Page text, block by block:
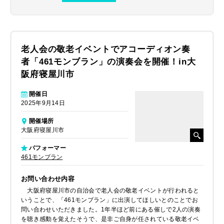
老人会の敬老イベントでアコーディオン奏
者「461モンブラン」の演奏会を開催！in大
阪府寝屋川市
開催日
2025年9月14日
開催場所
大阪府寝屋川市
パフォーマー
461モンブラン
お問い合わせ内容
大阪府寝屋川市の自治会で老人会の敬老イベントが行われると
いうことで、「461モンブラン」に出演してほしいとのことでお
問い合わせいただきました。1年半ほど前にある催しで2人の演奏
を聴き感動を覚えたそうで、是非ご自身が任されている敬老イベ